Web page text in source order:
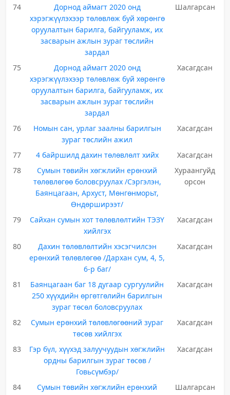
74
Дорнод аймагт 2020 онд
хэрэгжүүлэхээр төлөвлөж буй хөрөнгө
оруулалтын барилга, байгууламж, их
засварын ажлын зураг төслийн
зардал
Шалгарсан
75
Дорнод аймагт 2020 онд
хэрэгжүүлэхээр төлөвлөж буй хөрөнгө
оруулалтын барилга, байгууламж, их
засварын ажлын зураг төслийн
зардал
Хасагдсан
76
Номын сан, урлаг заалны барилгын
зураг төслийн ажил
Хасагдсан
77 4 байршилд дахин төлөвлөлт хийх
Хасагдсан
78
Сумын төвийн хөгжлийн ерөнхий
төлөвлөгөө боловсруулах /Сэргэлэн,
Баянцагаан, Архуст, Мөнгөнморьт,
Өндөрширээт/
Хураангуйд
орсон
79
Сайхан сумын хот төлөвлөлтийн ТЭЗҮ
хийлгэх
Хасагдсан
80
Дахин төлөвлөлтийн хэсэгчилсэн
ерөнхий төлөвлөгөө /Дархан сум, 4, 5,
6-р баг/
Хасагдсан
81
Баянцагаан баг 18 дугаар сургуулийн
250 хүүхдийн өргөтгөлийн барилгын
зураг төсөл боловсруулах
Хасагдсан
82
Сумын ерөнхий төлөвлөгөөний зураг
төсөв хийлгэх
Хасагдсан
83
Гэр бүл, хүүхэд залуучуудын хөгжлийн
ордны барилгын зураг төсөв /
Говьсүмбэр/
Хасагдсан
84
Сумын төвийн хөгжлийн ерөнхий
Шалгарсан